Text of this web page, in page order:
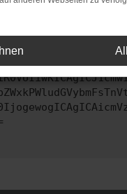
Problem zu